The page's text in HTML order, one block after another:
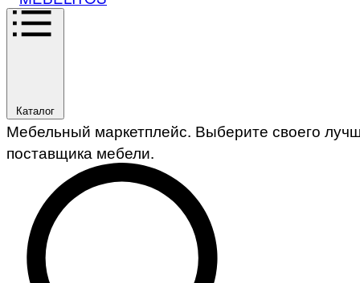
Каталог
Мебельный маркетплейс. Выберите своего
поставщика мебели.